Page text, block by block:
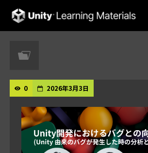
Unity Learning Materials
0 2026年3月3日